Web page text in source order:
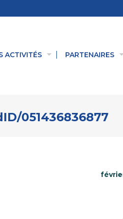
ACTIVITÉS PARTENAIRES
051436836877